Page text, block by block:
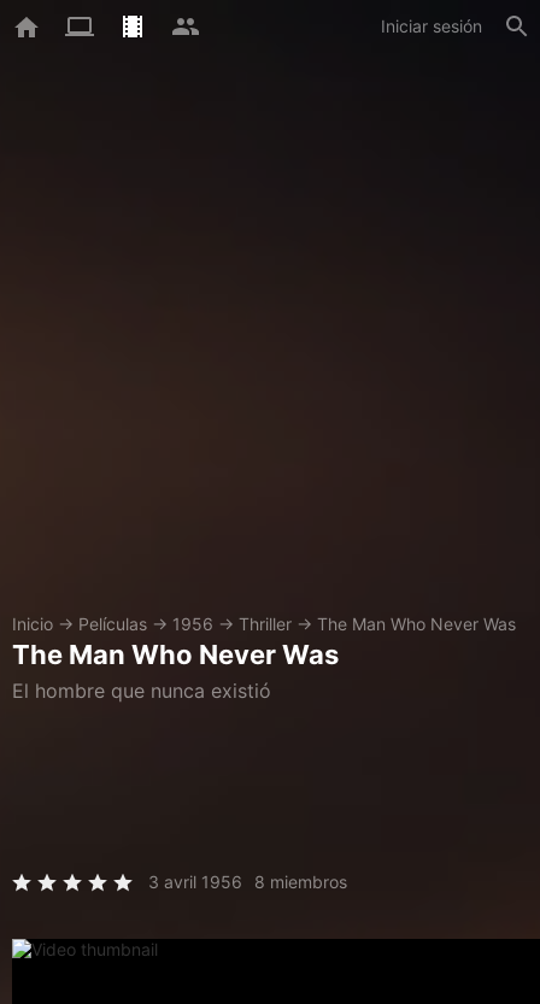
Iniciar sesión
Inicio → Películas → 1956 → Thriller → The Man Who Never Was
The Man Who Never Was
El hombre que nunca existió
3 avril 1956 8 miembros